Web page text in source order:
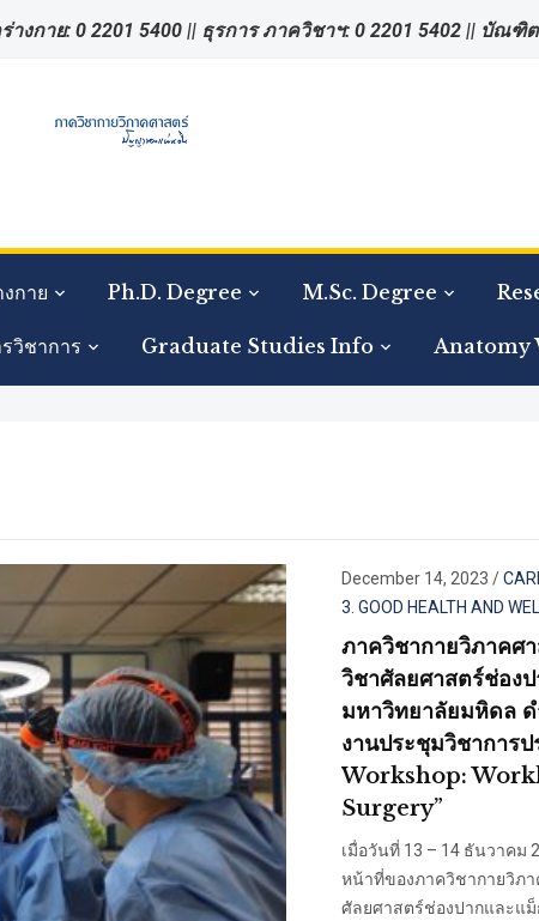
างกาย: 0 2201 5400 || ธุรการ ภาควิชาฯ: 0 2201 5402 || บัณฑิ
กาย Ph.D. Degree M.Sc. Degree
วิชาการ Graduate Studies Info Anatomy
December 14, 2023 /
3. GOOD HEALTH AND
ภาควิชากายวิภาคศ
วิชาศัลยศาสตร์ช่อง
มหาวิทยาลัยมหิดล
งานประชุมวิชากา
Workshop:
Surgery”
เมื่อวันที่ 13 – 14 ธันวาคม
หน้าที่ของภาควิชากายวิภ
ศัลยศาสตร์ช่องปากและแ